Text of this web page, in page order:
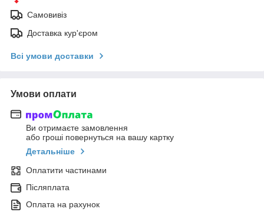
Самовивіз
Доставка кур'єром
Всі умови доставки
Умови оплати
Ви отримаєте замовлення
або гроші повернуться на вашу картку
Детальніше
Оплатити частинами
Післяплата
Оплата на рахунок